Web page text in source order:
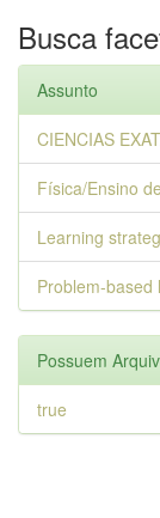
Busca
Assunto
CIENCIAS
Física/Ensino
Learning
Problem-based
Possuem
true